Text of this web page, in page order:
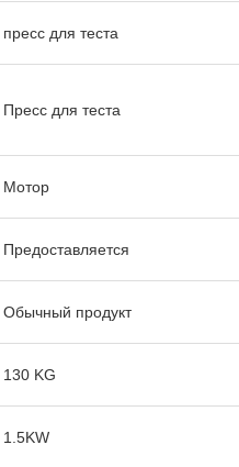
пресс для теста
Пресс для теста
Мотор
Предоставляется
Обычный продукт
130 KG
1.5KW